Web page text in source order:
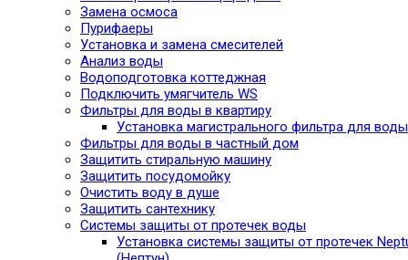
Замена осмоса
Пурифаеры
Установка и замена смесителей
Анализ воды
Водоподготовка коттеджная
Подключить умягчитель WS
Фильтры для воды в квартиру
Установка магистрального фильтра для воды
Фильтры для воды в частный дом
Защитить стиральную машину
Защитить посудомойку
Очистить воду в душе
Защитить сантехнику
Системы защиты от протечек воды
Установка системы защиты от протечек